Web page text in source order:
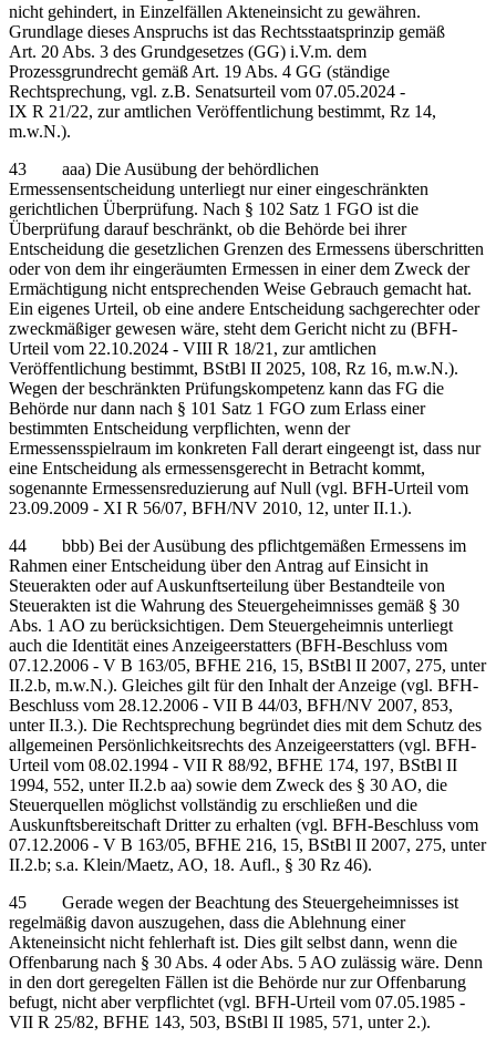
nicht gehindert, in Einzelfällen Akteneinsicht zu gewähren.
Grundlage dieses Anspruchs ist das Rechtsstaatsprinzip gemäß
Art. 20 Abs. 3 des Grundgesetzes (GG) i.V.m. dem
Prozessgrundrecht gemäß Art. 19 Abs. 4 GG (ständige
Rechtsprechung, vgl. z.B. Senatsurteil vom 07.05.2024 -
IX R 21/22, zur amtlichen Veröffentlichung bestimmt, Rz 14,
m.w.N.).
43 aaa) Die Ausübung der behördlichen
Ermessensentscheidung unterliegt nur einer eingeschränkten
gerichtlichen Überprüfung. Nach § 102 Satz 1 FGO ist die
Überprüfung darauf beschränkt, ob die Behörde bei ihrer
Entscheidung die gesetzlichen Grenzen des Ermessens überschritten
oder von dem ihr eingeräumten Ermessen in einer dem Zweck der
Ermächtigung nicht entsprechenden Weise Gebrauch gemacht hat.
Ein eigenes Urteil, ob eine andere Entscheidung sachgerechter oder
zweckmäßiger gewesen wäre, steht dem Gericht nicht zu (BFH-
Urteil vom 22.10.2024 - VIII R 18/21, zur amtlichen
Veröffentlichung bestimmt, BStBl II 2025, 108, Rz 16, m.w.N.).
Wegen der beschränkten Prüfungskompetenz kann das FG die
Behörde nur dann nach § 101 Satz 1 FGO zum Erlass einer
bestimmten Entscheidung verpflichten, wenn der
Ermessensspielraum im konkreten Fall derart eingeengt ist, dass nur
eine Entscheidung als ermessensgerecht in Betracht kommt,
sogenannte Ermessensreduzierung auf Null (vgl. BFH-Urteil vom
23.09.2009 - XI R 56/07, BFH/NV 2010, 12, unter II.1.).
44 bbb) Bei der Ausübung des pflichtgemäßen Ermessens im
Rahmen einer Entscheidung über den Antrag auf Einsicht in
Steuerakten oder auf Auskunftserteilung über Bestandteile von
Steuerakten ist die Wahrung des Steuergeheimnisses gemäß § 30
Abs. 1 AO zu berücksichtigen. Dem Steuergeheimnis unterliegt
auch die Identität eines Anzeigeerstatters (BFH-Beschluss vom
07.12.2006 - V B 163/05, BFHE 216, 15, BStBl II 2007, 275, unter
II.2.b, m.w.N.). Gleiches gilt für den Inhalt der Anzeige (vgl. BFH-
Beschluss vom 28.12.2006 - VII B 44/03, BFH/NV 2007, 853,
unter II.3.). Die Rechtsprechung begründet dies mit dem Schutz des
allgemeinen Persönlichkeitsrechts des Anzeigeerstatters (vgl. BFH-
Urteil vom 08.02.1994 - VII R 88/92, BFHE 174, 197, BStBl II
1994, 552, unter II.2.b aa) sowie dem Zweck des § 30 AO, die
Steuerquellen möglichst vollständig zu erschließen und die
Auskunftsbereitschaft Dritter zu erhalten (vgl. BFH-Beschluss vom
07.12.2006 - V B 163/05, BFHE 216, 15, BStBl II 2007, 275, unter
II.2.b; s.a. Klein/Maetz, AO, 18. Aufl., § 30 Rz 46).
45 Gerade wegen der Beachtung des Steuergeheimnisses ist
regelmäßig davon auszugehen, dass die Ablehnung einer
Akteneinsicht nicht fehlerhaft ist. Dies gilt selbst dann, wenn die
Offenbarung nach § 30 Abs. 4 oder Abs. 5 AO zulässig wäre. Denn
in den dort geregelten Fällen ist die Behörde nur zur Offenbarung
befugt, nicht aber verpflichtet (vgl. BFH-Urteil vom 07.05.1985 -
VII R 25/82, BFHE 143, 503, BStBl II 1985, 571, unter 2.).